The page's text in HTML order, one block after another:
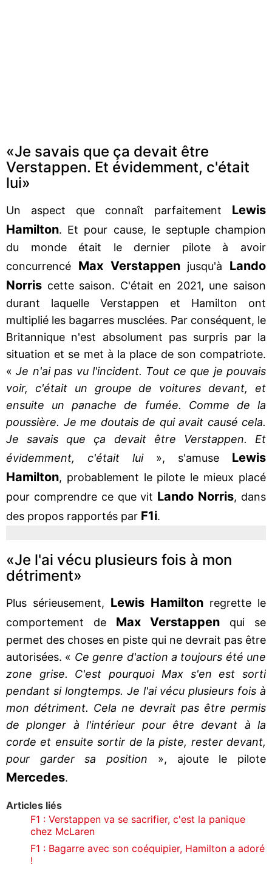
«Je savais que ça devait être
Verstappen. Et évidemment, c'était
lui»
Un aspect que connaît parfaitement Lewis
Hamilton. Et pour cause, le septuple champion
du monde était le dernier pilote à avoir
concurrencé Max Verstappenjusqu'à
Lando
Norris cette saison. C'était en 2021, une saison
durant laquelle Verstappen et Hamilton ont
multiplié les bagarres musclées. Par conséquent, le
Britannique n'est absolument pas surpris par la
situation et se met à la place de son compatriote.
«Je n'ai pas vu l'incident. Tout ce que je pouvais
voir, c'était un groupe de voitures devant, et
ensuite un panache de fumée. Comme de la
poussière. Je me doutais de qui avait causé cela.
Je savais que ça devait être Verstappen. Et
évidemment, c'était lui », s'amuse Lewis
Hamilton, probablement le pilote le mieux placé
pour comprendre ce que vit Lando Norris, dans
des propos rapportés par F1i.
«Je l'ai vécu plusieurs fois à mon
détriment»
Plus sérieusement, Lewis Hamilton regrette le
comportement de Max Verstappen qui se
permet des choses en piste qui ne devrait pas être
autorisées. « Ce genre d'action a toujours été une
zone grise. C'est pourquoi Max s'en est sorti
pendant si longtemps. Je l'ai vécu plusieurs fois à
mon détriment. Cela ne devrait pas être permis
de plonger à l'intérieur pour être devant à la
corde et ensuite sortir de la piste, rester devant,
pour garder sa position », ajoute le pilote
Mercedes.
Articles liés
F1 : Verstappen va se sacrifier, c'est la panique
chez McLaren
F1 : Bagarre avec son coéquipier, Hamilton a adoré
!